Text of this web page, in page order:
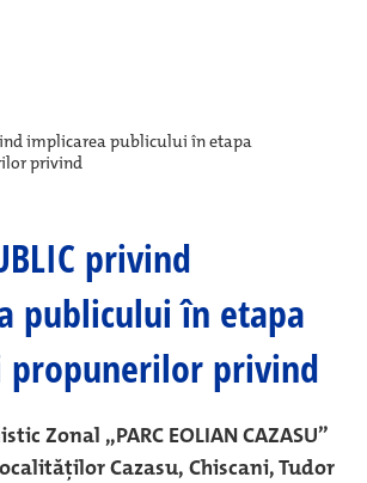
implicarea publicului în etapa
privind
privind
publicului în etapa
propunerilor privind
Zonal ,,PARC EOLIAN CAZASU”
Cazasu, Chiscani, Tudor